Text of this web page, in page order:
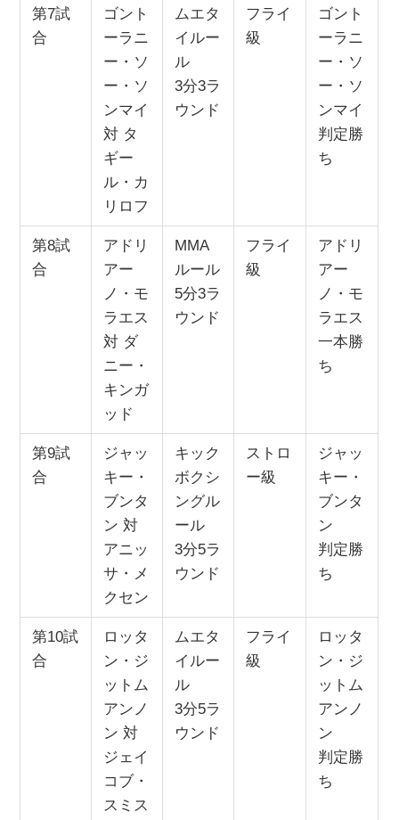
第7試
合
ゴント
ーラニ
ー・ソ
ー・ソ
ンマイ
対 タ
ギー
ル・カ
リロフ
ムエタ
イルー
ル
3分3ラ
ウンド
フライ
級
ゴント
ーラニ
ー・ソ
ー・ソ
ンマイ
判定勝
ち
第8試
合
アドリ
アー
ノ・モ
ラエス
対 ダ
ニー・
キンガ
ッド
MMA
ルール
5分3ラ
ウンド
フライ
級
アドリ
アー
ノ・モ
ラエス
一本勝
ち
第9試
合
ジャッ
キー・
ブンタ
ン 対
アニッ
サ・メ
クセン
キック
ボクシ
ングル
ール
3分5ラ
ウンド
ストロ
ー級
ジャッ
キー・
ブンタ
ン
判定勝
ち
第10試
合
ロッタ
ン・ジ
ットム
アンノ
ン 対
ジェイ
コブ・
スミス
ムエタ
イルー
ル
3分5ラ
ウンド
フライ
級
ロッタ
ン・ジ
ットム
アンノ
ン
判定勝
ち